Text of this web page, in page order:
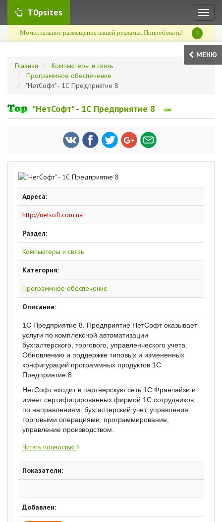
T0psites
Моментальное размещение вашей рекламы. Попробовать! +
МЕНЮ
Главная
Компьютеры и связь
Программное обеспечение
"НетСофт" - 1С Предприятие 8
"НетСофт" - 1С Предприятие 8
Адреса:
http://netsoft.com.ua
Раздел:
Компьютеры и связь
Категория:
Программное обеспечение
Описание:
1С Предприятие 8. Предприятие НетСофт оказывает
услуги по комплексной автоматизации
бухгалтерского, торгового, управленческого учета.
Обновлению и поддержке типовых и измененных
конфигураций программных продуктов 1С
Предприятие 8.
НетСофт входит в партнерскую сеть 1С Франчайзи и
имеет сертифицированных фирмой 1С сотрудников
по направлениям: бухгалтерский учет, управления
торговыми операциями, программирование,
управление производством.
Читать полностью
Показатели:
Добавлен: